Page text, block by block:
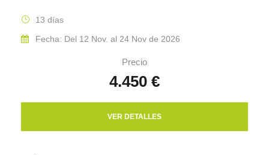
13 días
Fecha: Del 12 Nov. al 24 Nov de 2026
Precio
4.450 €
VER DETALLES